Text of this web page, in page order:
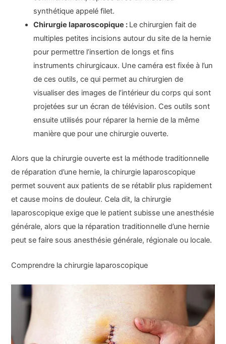
synthétique appelé filet.
Chirurgie laparoscopique : Le chirurgien fait de
multiples petites incisions autour du site de la hernie
pour permettre l’insertion de longs et fins
instruments chirurgicaux. Une caméra est fixée à l’un
de ces outils, ce qui permet au chirurgien de
visualiser des images de l’intérieur du corps qui sont
projetées sur un écran de télévision. Ces outils sont
ensuite utilisés pour réparer la hernie de la même
manière que pour une chirurgie ouverte.
Alors que la chirurgie ouverte est la méthode traditionnelle
de réparation d’une hernie, la chirurgie laparoscopique
permet souvent aux patients de se rétablir plus rapidement
et cause moins de douleur. Cela dit, la chirurgie
laparoscopique exige que le patient subisse une anesthésie
générale, alors que la réparation traditionnelle d’une hernie
peut se faire sous anesthésie générale, régionale ou locale.
Comprendre la chirurgie laparoscopique